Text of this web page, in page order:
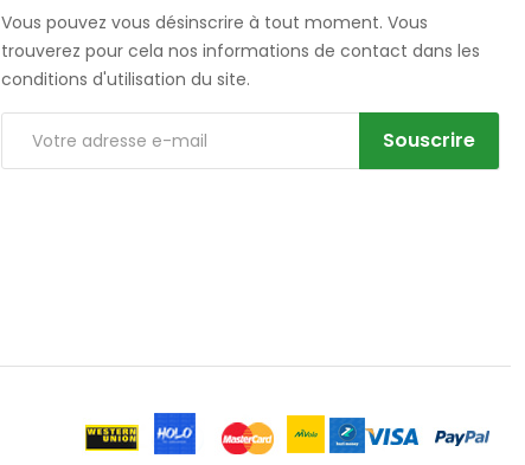
Souscrire
Vous pouvez vous désinscrire à tout moment. Vous
trouverez pour cela nos informations de contact dans les
conditions d'utilisation du site.